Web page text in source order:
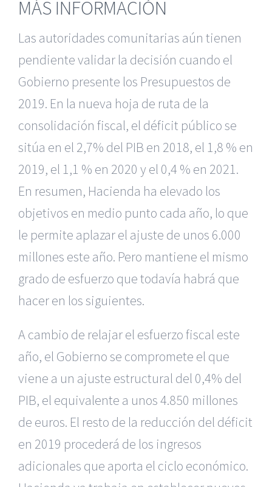
MÁS INFORMACIÓN
Las autoridades comunitarias aún tienen
pendiente validar la decisión cuando el
Gobierno presente los Presupuestos de
2019. En la nueva hoja de ruta de la
consolidación fiscal, el déficit público se
sitúa en el 2,7% del PIB en 2018, el 1,8 % en
2019, el 1,1 % en 2020 y el 0,4 % en 2021.
En resumen, Hacienda ha elevado los
objetivos en medio punto cada año, lo que
le permite aplazar el ajuste de unos 6.000
millones este año. Pero mantiene el mismo
grado de esfuerzo que todavía habrá que
hacer en los siguientes.
A cambio de relajar el esfuerzo fiscal este
año, el Gobierno se compromete el que
viene a un ajuste estructural del 0,4% del
PIB, el equivalente a unos 4.850 millones
de euros. El resto de la reducción del déficit
en 2019 procederá de los ingresos
adicionales que aporta el ciclo económico.